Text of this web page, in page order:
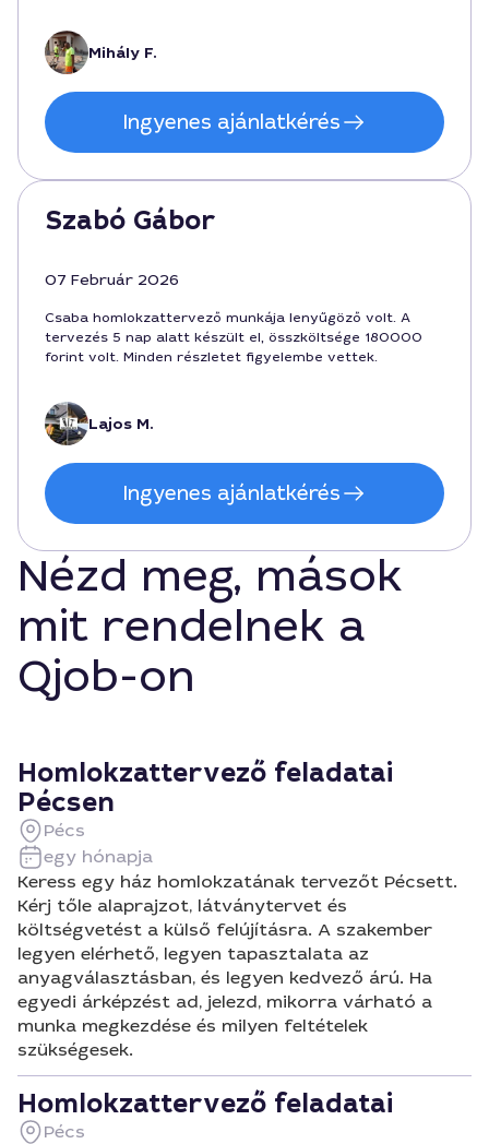
Mihály F.
Ingyenes ajánlatkérés
Szabó Gábor
07 Február 2026
Csaba homlokzattervező munkája lenyűgöző volt. A
tervezés 5 nap alatt készült el, összköltsége 180000
forint volt. Minden részletet figyelembe vettek.
Lajos M.
Ingyenes ajánlatkérés
Nézd meg, mások
mit rendelnek a
Qjob-on
Homlokzattervező feladatai
Pécsen
Pécs
egy hónapja
Keress egy ház homlokzatának tervezőt Pécsett.
Kérj tőle alaprajzot, látványtervet és
költségvetést a külső felújításra. A szakember
legyen elérhető, legyen tapasztalata az
anyagválasztásban, és legyen kedvező árú. Ha
egyedi árképzést ad, jelezd, mikorra várható a
munka megkezdése és milyen feltételek
szükségesek.
Homlokzattervező feladatai
Pécs